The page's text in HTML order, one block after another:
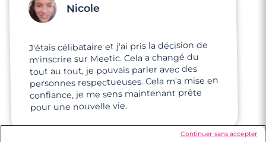
Nicole
J'étais célibataire et j'ai pris la décision de
m'inscrire sur Meetic. Cela a changé du
tout au tout, je pouvais parler avec des
personnes respectueuses. Cela m'a mise en
confiance, je me sens maintenant prête
pour une nouvelle vie.
Continuer sans accepter